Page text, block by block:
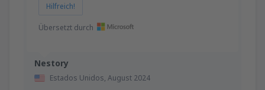
Nestory
Estados Unidos, August 2024
Hilfreich!
Übersetzt durch